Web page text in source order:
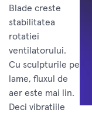
Blade creste
stabilitatea
rotatiei
ventilatorului.
Cu sculpturile pe
lame, fluxul de
aer este mai lin.
Deci vibratiile